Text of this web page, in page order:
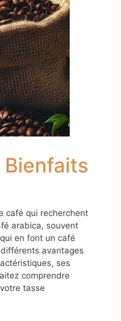
café qui recherchent
arabica, souvent
en font un café
avantages
ses
comprendre
tasse